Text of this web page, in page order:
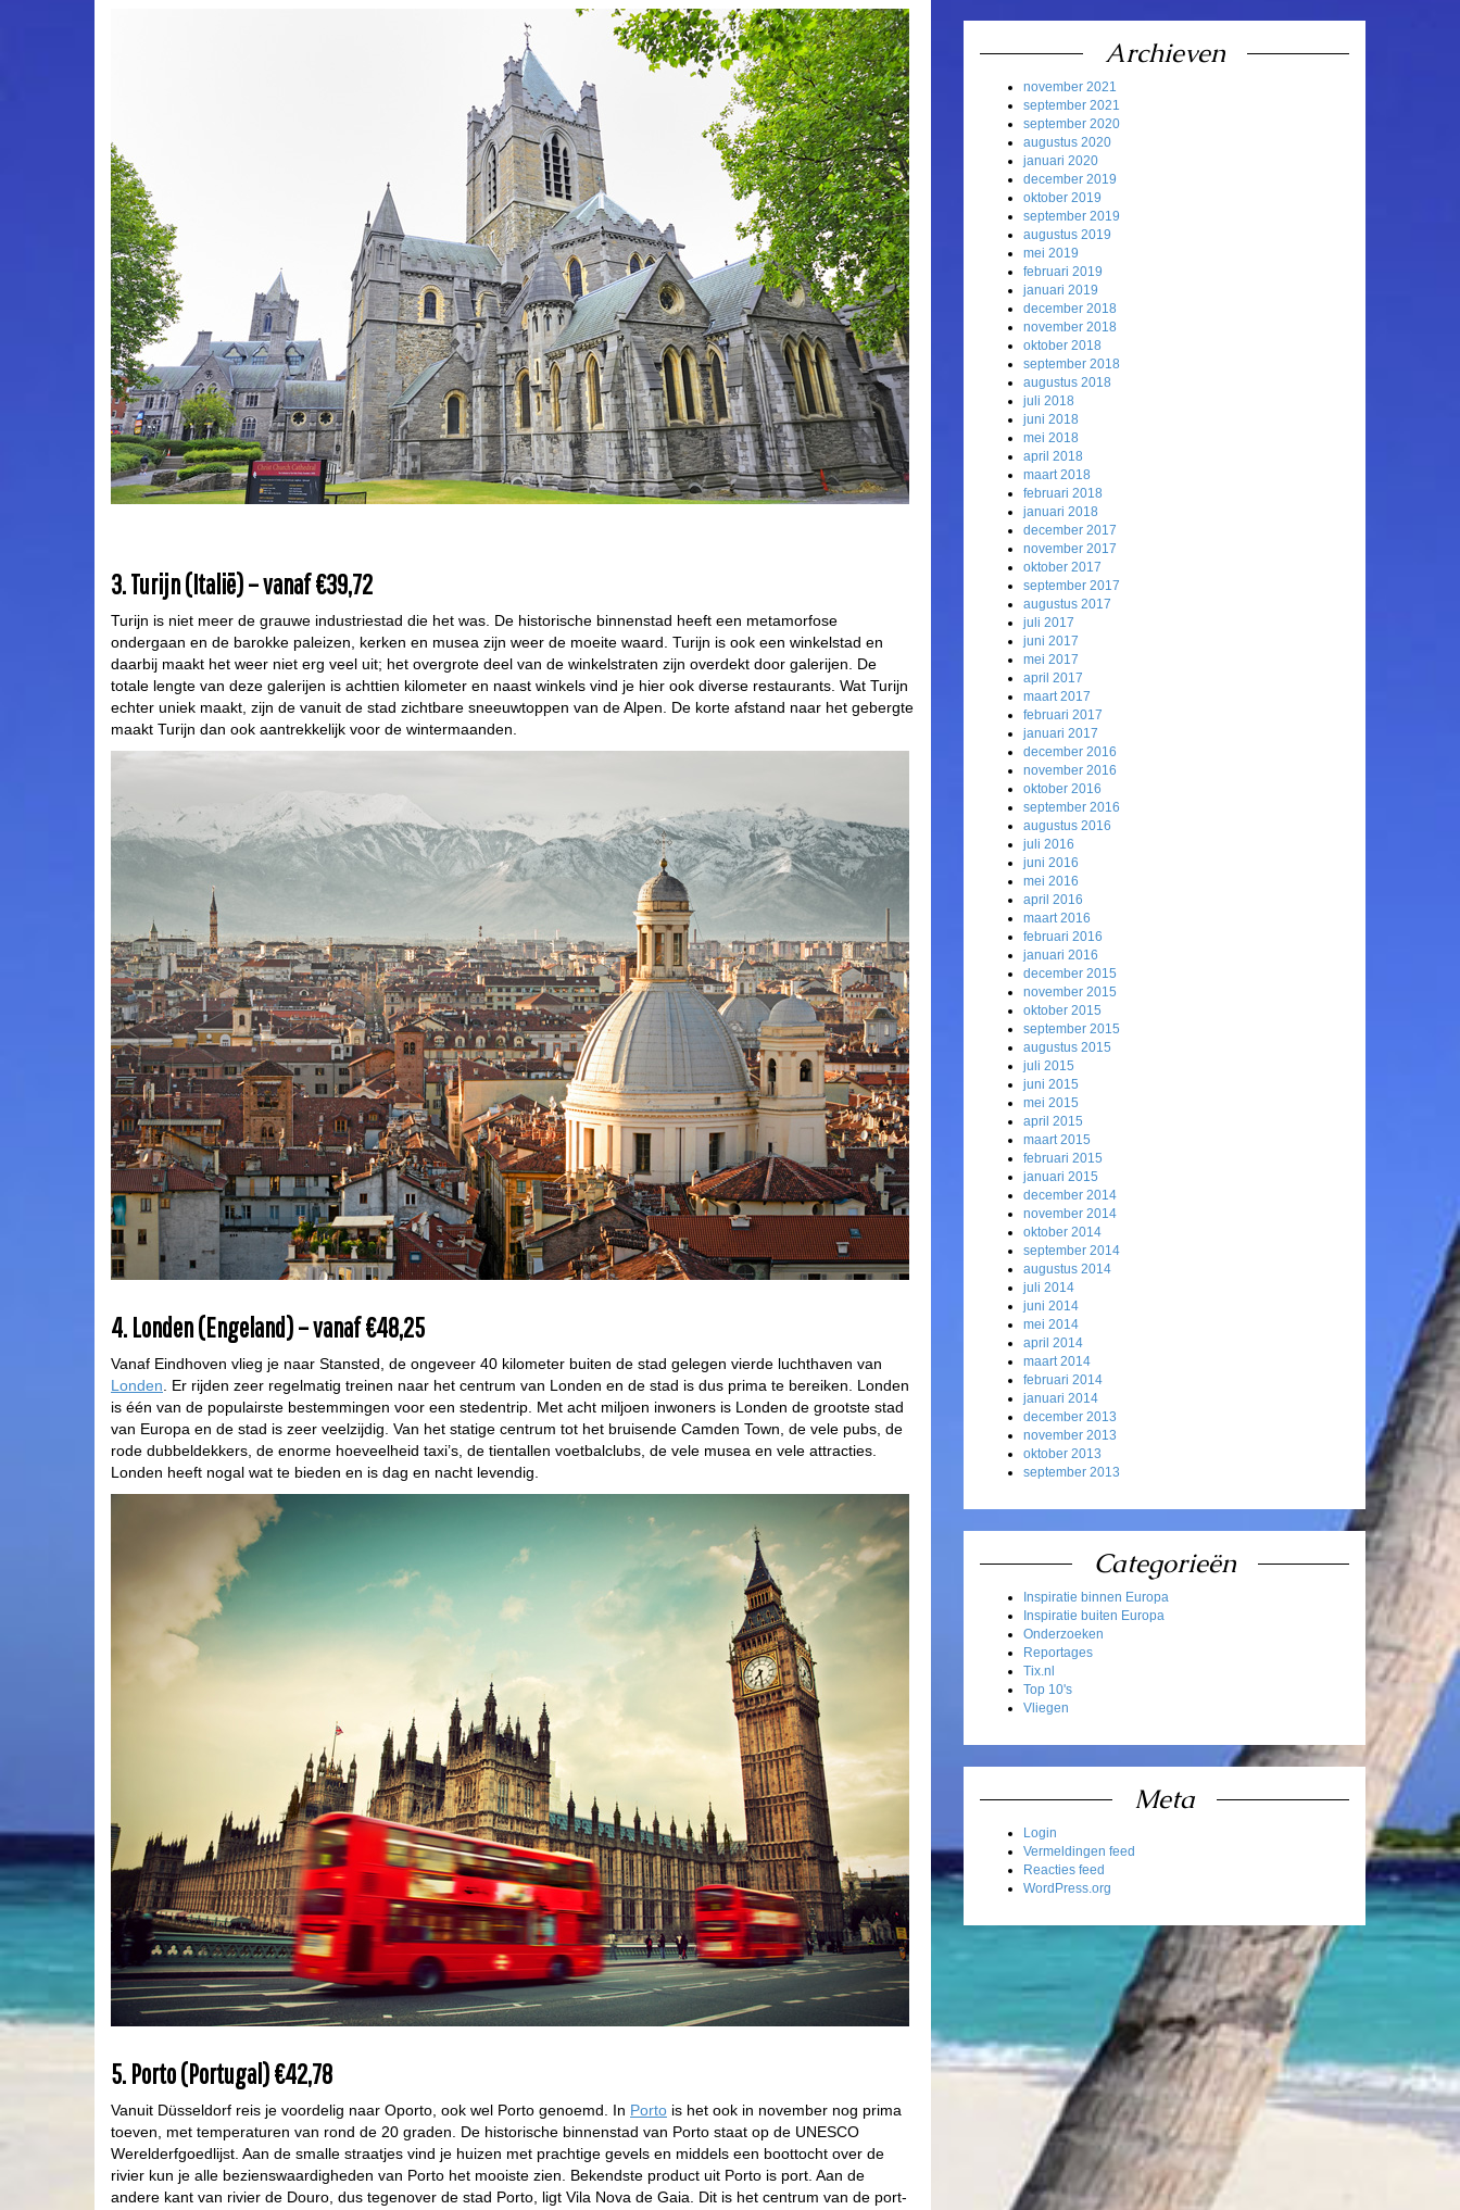
3. Turijn (Italië) – vanaf €39,72
Turijn is niet meer de grauwe industriestad die het was. De historische binnenstad heeft een metamorfose
ondergaan en de barokke paleizen, kerken en musea zijn weer de moeite waard. Turijn is ook een winkelstad en
daarbij maakt het weer niet erg veel uit; het overgrote deel van de winkelstraten zijn overdekt door galerijen. De
totale lengte van deze galerijen is achttien kilometer en naast winkels vind je hier ook diverse restaurants. Wat Turijn
echter uniek maakt, zijn de vanuit de stad zichtbare sneeuwtoppen van de Alpen. De korte afstand naar het gebergte
maakt Turijn dan ook aantrekkelijk voor de wintermaanden.
4. Londen (Engeland) – vanaf €48,25
Vanaf Eindhoven vlieg je naar Stansted, de ongeveer 40 kilometer buiten de stad gelegen vierde luchthaven van
Londen . Er rijden zeer regelmatig treinen naar het centrum van Londen en de stad is dus prima te bereiken. Londen
is één van de populairste bestemmingen voor een stedentrip. Met acht miljoen inwoners is Londen de grootste stad
van Europa en de stad is zeer veelzijdig. Van het statige centrum tot het bruisende Camden Town, de vele pubs, de
rode dubbeldekkers, de enorme hoeveelheid taxi’s, de tientallen voetbalclubs, de vele musea en vele attracties.
Londen heeft nogal wat te bieden en is dag en nacht levendig.
5. Porto (Portugal) €42,78
Vanuit Düsseldorf reis je voordelig naar Oporto, ook wel Porto genoemd. In Porto is het ook in november nog prima
toeven, met temperaturen van rond de 20 graden. De historische binnenstad van Porto staat op de UNESCO
Werelderfgoedlijst. Aan de smalle straatjes vind je huizen met prachtige gevels en middels een boottocht over de
rivier kun je alle bezienswaardigheden van Porto het mooiste zien. Bekendste product uit Porto is port. Aan de
andere kant van rivier de Douro, dus tegenover de stad Porto, ligt Vila Nova de Gaia. Dit is het centrum van de port-
Archieven
november 2021
september 2021
september 2020
augustus 2020
januari 2020
december 2019
oktober 2019
september 2019
augustus 2019
mei 2019
februari 2019
januari 2019
december 2018
november 2018
oktober 2018
september 2018
augustus 2018
juli 2018
juni 2018
mei 2018
april 2018
maart 2018
februari 2018
januari 2018
december 2017
november 2017
oktober 2017
september 2017
augustus 2017
juli 2017
juni 2017
mei 2017
april 2017
maart 2017
februari 2017
januari 2017
december 2016
november 2016
oktober 2016
september 2016
augustus 2016
juli 2016
juni 2016
mei 2016
april 2016
maart 2016
februari 2016
januari 2016
december 2015
november 2015
oktober 2015
september 2015
augustus 2015
juli 2015
juni 2015
mei 2015
april 2015
maart 2015
februari 2015
januari 2015
december 2014
november 2014
oktober 2014
september 2014
augustus 2014
juli 2014
juni 2014
mei 2014
april 2014
maart 2014
februari 2014
januari 2014
december 2013
november 2013
oktober 2013
september 2013
Categorieën
Inspiratie binnen Europa
Inspiratie buiten Europa
Onderzoeken
Reportages
Tix.nl
Top 10's
Vliegen
Meta
Login
Vermeldingen feed
Reacties feed
WordPress.org